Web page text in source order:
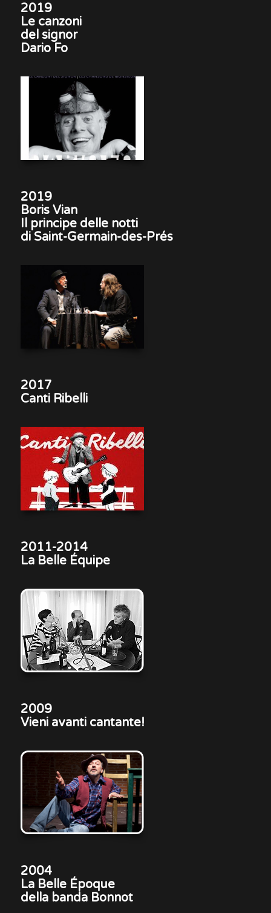
2019
Le canzoni
del signor
Dario Fo
2019
Boris Vian
Il principe delle notti
di Saint-Germain-des-Prés
2017
Canti Ribelli
2011-2014
La Belle Équipe
2009
Vieni avanti cantante!
2004
La Belle Époque
della banda Bonnot